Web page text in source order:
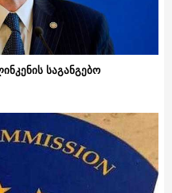
საგანგებო